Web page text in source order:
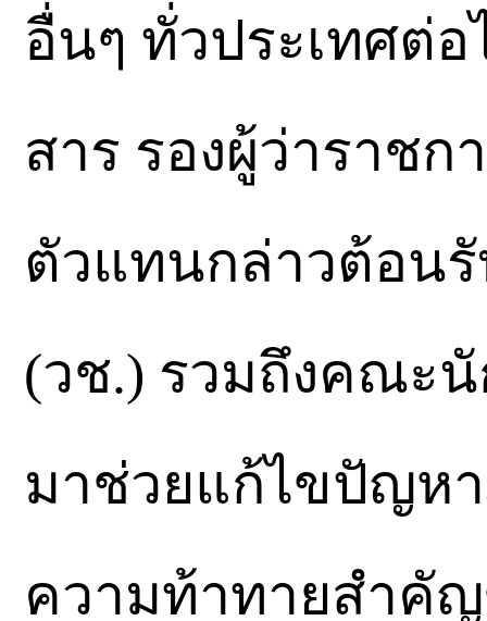
อื่นๆ ทั่วประเทศต่
สาร รองผู้ว่าราช
ตัวแทนกล่าวต้อน
(วช.) รวมถึงคณะ
มาช่วยแก้ไขปัญห
ความท้าทายสำคั